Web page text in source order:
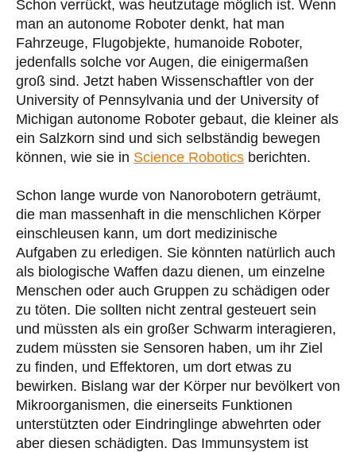
Schon verrückt, was heutzutage möglich ist. Wenn
man an autonome Roboter denkt, hat man
Fahrzeuge, Flugobjekte, humanoide Roboter,
jedenfalls solche vor Augen, die einigermaßen
groß sind. Jetzt haben Wissenschaftler von der
University of Pennsylvania und der University of
Michigan autonome Roboter gebaut, die kleiner als
ein Salzkorn sind und sich selbständig bewegen
können, wie sie in Science Robotics berichten.
Schon lange wurde von Nanorobotern geträumt,
die man massenhaft in die menschlichen Körper
einschleusen kann, um dort medizinische
Aufgaben zu erledigen. Sie könnten natürlich auch
als biologische Waffen dazu dienen, um einzelne
Menschen oder auch Gruppen zu schädigen oder
zu töten. Die sollten nicht zentral gesteuert sein
und müssten als ein großer Schwarm interagieren,
zudem müssten sie Sensoren haben, um ihr Ziel
zu finden, und Effektoren, um dort etwas zu
bewirken. Bislang war der Körper nur bevölkert von
Mikroorganismen, die einerseits Funktionen
unterstützten oder Eindringlinge abwehrten oder
aber diesen schädigten. Das Immunsystem ist